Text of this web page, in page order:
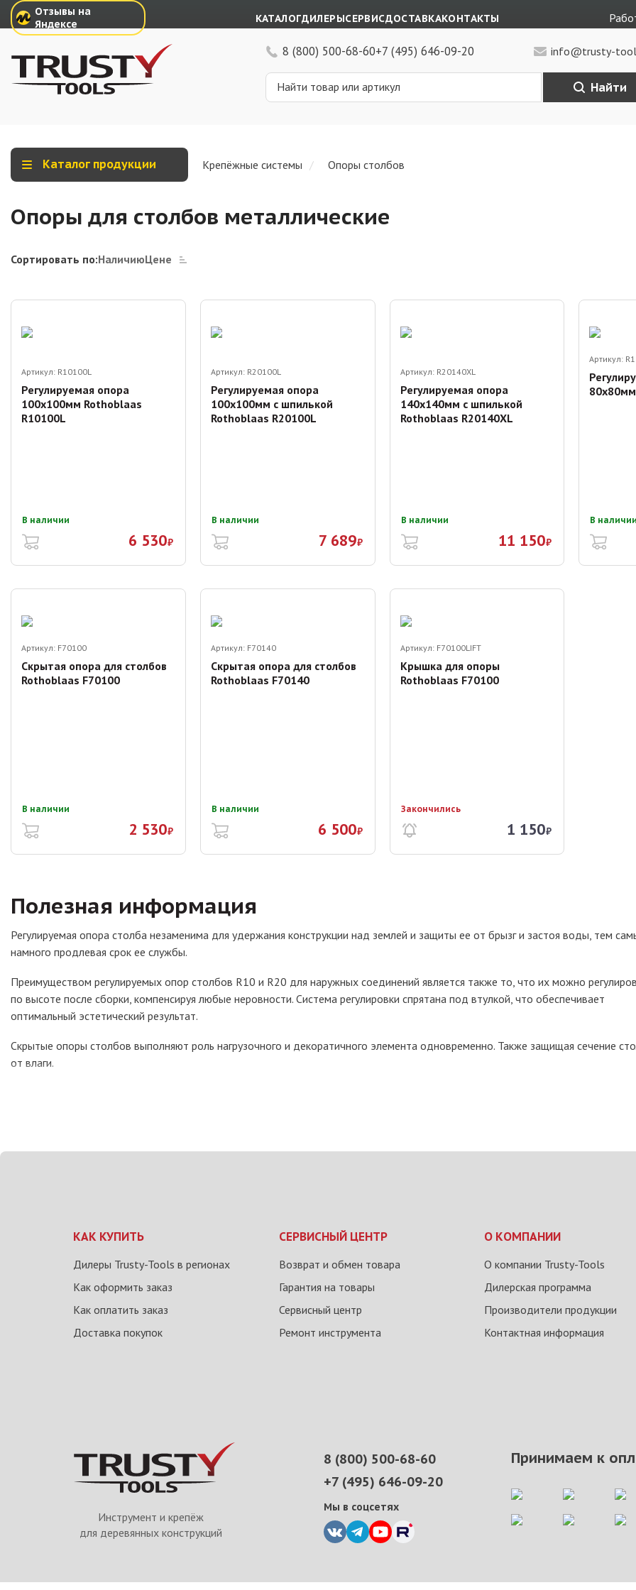
Отзывы на
Яндексе
КАТАЛОГДИЛЕРЫСЕРВИСДОСТАВКАКОНТАКТЫ
8 (800) 500-68-60+7 (495) 646-09-20 info@trusty-
Найти
Каталог продукции Крепёжные системы Опоры столбов
Опоры для столбов металлические
Сортировать по:НаличиюЦене
Артикул: R10100L
Регулируемая опора
100х100мм Rothoblaas
R10100L
В наличии
6 530₽
Артикул: R20100L
Регулируемая опора
100х100мм с шпилькой
Rothoblaas R20100L
В наличии
7 689₽
Артикул: R20140XL
Регулируемая опора
140х140мм с шпилькой
Rothoblaas R20140XL
В наличии
11 150₽
Артикул:
В
Артикул: F70100
Скрытая опора для столбов
Rothoblaas F70100
В наличии
2 530₽
Артикул: F70140
Скрытая опора для столбов
Rothoblaas F70140
В наличии
6 500₽
Артикул: F70100LIFT
Крышка для опоры
Rothoblaas F70100
Закончились
1 150₽
Полезная информация
Регулируемая опора столба незаменима для удержания конструкции над землей и защиты ее от брызг и застоя воды, тем
намного продлевая срок ее службы.
Преимуществом регулируемых опор столбов R10 и R20 для наружных соединений является также то, что их можно
по высоте после сборки, компенсируя любые неровности. Система регулировки спрятана под втулкой, что обеспечивает
оптимальный эстетический результат.
Скрытые опоры столбов выполняют роль нагрузочного и декоратичного элемента одновременно. Также защищая сечение
от влаги.
КАК КУПИТЬ
Дилеры Trusty-Tools в регионах
Как оформить заказ
Как оплатить заказ
Доставка покупок
СЕРВИСНЫЙ ЦЕНТР
Возврат и обмен товара
Гарантия на товары
Сервисный центр
Ремонт инструмента
О КОМПАНИИ
О компании Trusty-Tools
Дилерская программа
Производители продукции
Контактная информация
Инструмент и крепёж
для деревянных конструкций
8 (800) 500-68-60
+7 (495) 646-09-20
Мы в соцсетях
Принимаем к